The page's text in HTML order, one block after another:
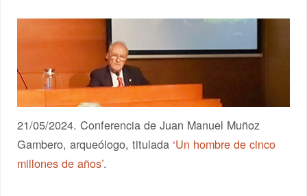
21/05/2024. Conferencia de Juan Manuel Muñoz
Gambero, arqueólogo, titulada ‘Un hombre de cinco
millones de años’.